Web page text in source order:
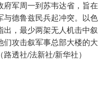
府军周一到苏韦达省，旨
与德鲁兹民兵起冲突。以
出，最少两架无人机击中
们攻击叙军事总部大楼的
透社/法新社/新华社）